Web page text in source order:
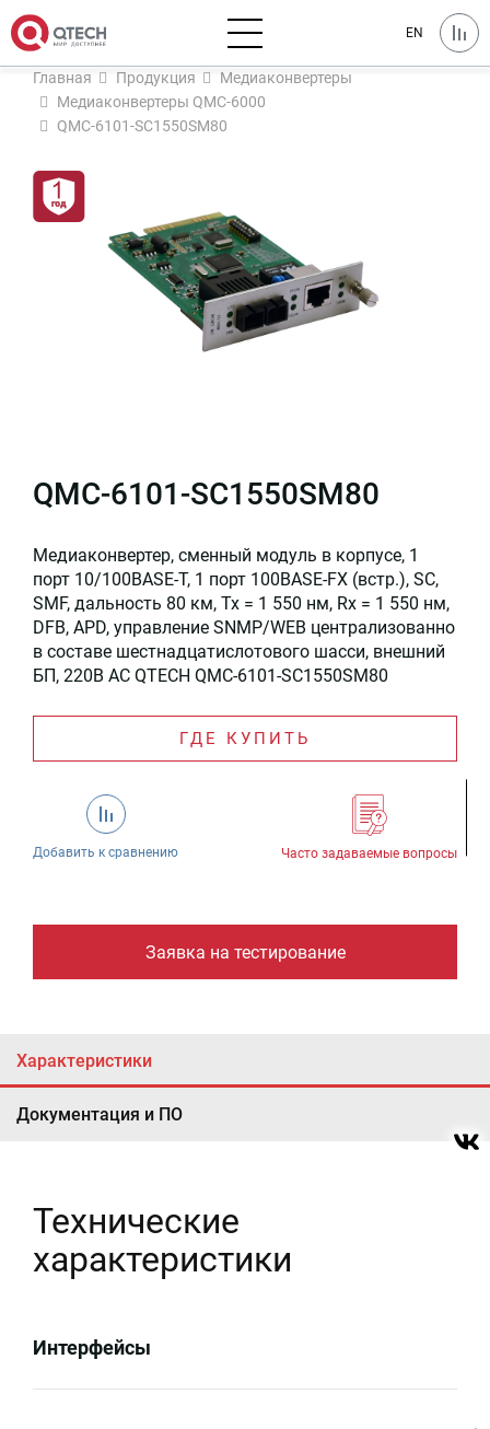
EN
Главная Продукция
Медиаконвертеры
Медиаконвертеры QMC-6000
QMC-6101-SC1550SM80
QMC-6101-SC1550SM80
Медиаконвертер, сменный модуль в корпусе, 1
порт 10/100BASE-T, 1 порт 100BASE-FX (встр.), SC,
SMF, дальность 80 км, Tx = 1 550 нм, Rx = 1 550 нм,
DFB, APD, управление SNMP/WEB централизованно
в составе шестнадцатислотового шасси, внешний
БП, 220В AC QTECH QMC-6101-SC1550SM80
ГДЕ КУПИТЬ
Добавить к сравнению Часто задаваемые вопросы
Заявка на тестирование
Характеристики
Документация и ПО
Технические
характеристики
Интерфейсы